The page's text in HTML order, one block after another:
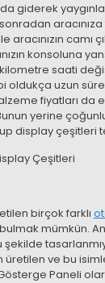
giderek
aracınıza
aracınızın camı
konsoluna
kilometre saati
oldukça uzun
fiyatları da
yerine
display çeşitleri
Çeşitleri
birçok farklı
mümkün.
üretilen ve bu
Paneli